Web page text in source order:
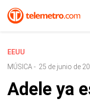
EEUU
MÚSICA - 25 de junio de
Adele ya